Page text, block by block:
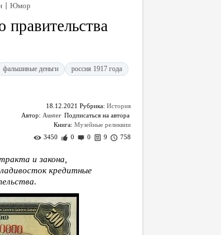
| Юмор
фальшивые деньги
россия 1917 года
18.12.2021 Рубрика: История
Автор: Auster
Книга: Музейные реликвии
3450
0 0 9 758
и закона,
кредитные